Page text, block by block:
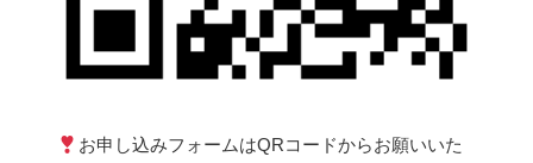
お申し込みフォームはQRコードからお願いいた